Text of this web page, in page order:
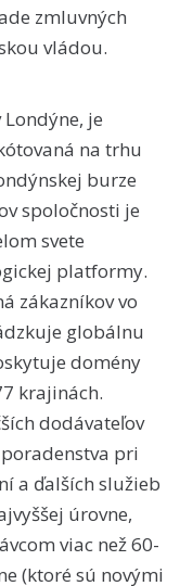
zmluvných
vládou.
Londýne, je
na trhu
burze
spoločnosti je
svete
platformy.
zákazníkov vo
globálnu
domény
krajinách.
dodávateľov
pri
a ďalších služieb
úrovne,
viac než 60-
(ktoré sú novými